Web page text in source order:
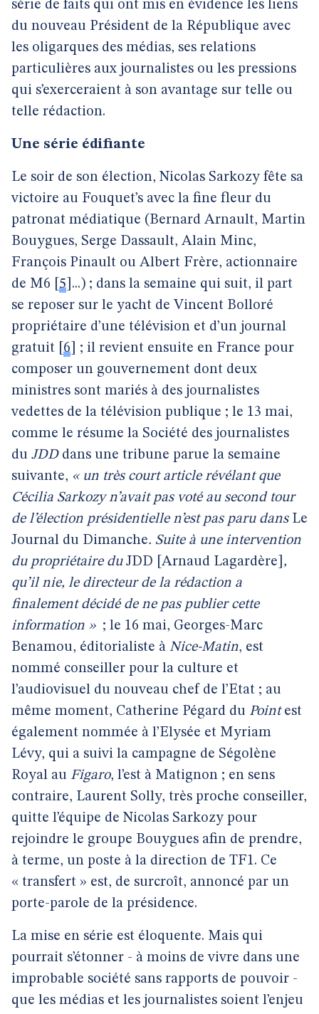
série de faits qui ont mis en évidence les liens
du nouveau Président de la République avec
les oligarques des médias, ses relations
particulières aux journalistes ou les pressions
qui s’exerceraient à son avantage sur telle ou
telle rédaction.
Une série édifiante
Le soir de son élection, Nicolas Sarkozy fête sa
victoire au Fouquet’s avec la fine fleur du
patronat médiatique (Bernard Arnault, Martin
Bouygues, Serge Dassault, Alain Minc,
François Pinault ou Albert Frère, actionnaire
de M6
5 ...) ; dans la semaine qui suit, il part
se reposer sur le yacht de Vincent Bolloré
propriétaire d’une télévision et d’un journal
gratuit 6
; il revient ensuite en France pour
composer un gouvernement dont deux
ministres sont mariés à des journalistes
vedettes de la télévision publique ; le 13 mai,
comme le résume la Société des journalistes
du JDDdans une tribune parue la semaine
suivante, « un très court article révélant que
Cécilia Sarkozy n’avait pas voté au second tour
de l’élection présidentielle n’est pas paru dans Le
Journal du Dimanche. Suite à une intervention
du propriétaire du JDD [Arnaud Lagardère] ,
qu’il nie, le directeur de la rédaction a
finalement décidé de ne pas publier cette
information » ; le 16 mai, Georges-Marc
Benamou, éditorialiste à Nice-Matin, est
nommé conseiller pour la culture et
l’audiovisuel du nouveau chef de l’Etat ; au
même moment, Catherine Pégard du Pointest
également nommée à l’Elysée et Myriam
Lévy, qui a suivi la campagne de Ségolène
Royal au Figaro, l’est à Matignon ; en sens
contraire, Laurent Solly, très proche conseiller,
quitte l’équipe de Nicolas Sarkozy pour
rejoindre le groupe Bouygues afin de prendre,
à terme, un poste à la direction de TF1. Ce
« transfert » est, de surcroît, annoncé par un
porte-parole de la présidence.
La mise en série est éloquente. Mais qui
pourrait s’étonner - à moins de vivre dans une
improbable société sans rapports de pouvoir -
que les médias et les journalistes soient l’enjeu